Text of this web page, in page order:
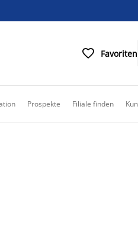
 Favoriten
Prospekte Filiale finden